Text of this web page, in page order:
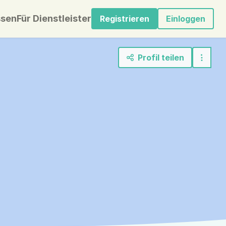
Für Dienstleister Registrieren Einloggen
Profil teilen